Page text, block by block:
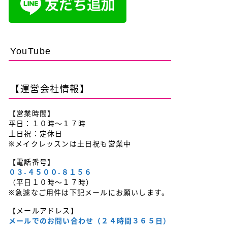
YouTube
【運営会社情報】
【営業時間】
平日：１０時～１７時
土日祝：定休日
※メイクレッスンは土日祝も営業中
【電話番号】
０３-４５００-８１５６
（平日１０時～１７時）
※急遽なご用件は下記メールにお願いします。
【メールアドレス】
メールでのお問い合わせ（２４時間３６５日）